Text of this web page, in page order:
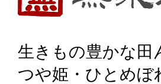
生きもの豊かな田
つや姫・ひとめぼ